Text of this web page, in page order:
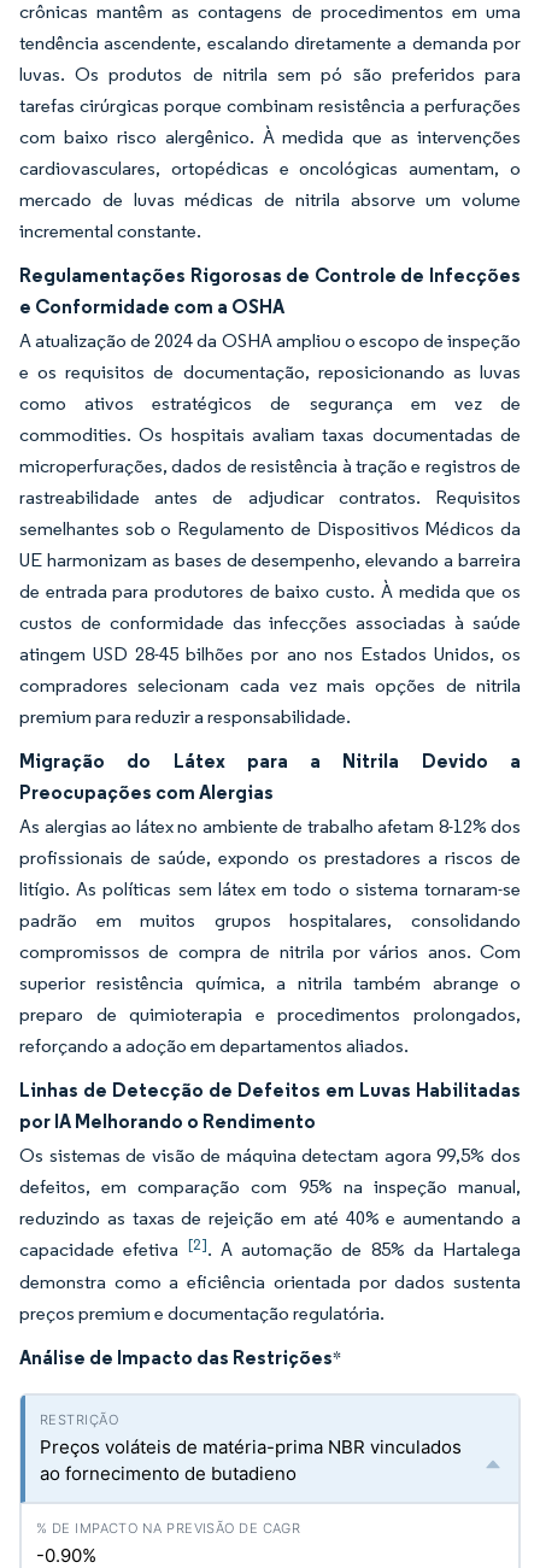
crônicas mantêm as contagens de procedimentos em uma
tendência ascendente, escalando diretamente a demanda por
luvas. Os produtos de nitrila sem pó são preferidos para
tarefas cirúrgicas porque combinam resistência a perfurações
com baixo risco alergênico. À medida que as intervenções
cardiovasculares, ortopédicas e oncológicas aumentam, o
mercado de luvas médicas de nitrila absorve um volume
incremental constante.
Regulamentações Rigorosas de Controle de Infecções
e Conformidade com a OSHA
A atualização de 2024 da OSHA ampliou o escopo de inspeção
e os requisitos de documentação, reposicionando as luvas
como ativos estratégicos de segurança em vez de
commodities. Os hospitais avaliam taxas documentadas de
microperfurações, dados de resistência à tração e registros de
rastreabilidade antes de adjudicar contratos. Requisitos
semelhantes sob o Regulamento de Dispositivos Médicos da
UE harmonizam as bases de desempenho, elevando a barreira
de entrada para produtores de baixo custo. À medida que os
custos de conformidade das infecções associadas à saúde
atingem USD 28-45 bilhões por ano nos Estados Unidos, os
compradores selecionam cada vez mais opções de nitrila
premium para reduzir a responsabilidade.
Migração do Látex para a Nitrila Devido a
Preocupações com Alergias
As alergias ao látex no ambiente de trabalho afetam 8-12% dos
profissionais de saúde, expondo os prestadores a riscos de
litígio. As políticas sem látex em todo o sistema tornaram-se
padrão em muitos grupos hospitalares, consolidando
compromissos de compra de nitrila por vários anos. Com
superior resistência química, a nitrila também abrange o
preparo de quimioterapia e procedimentos prolongados,
reforçando a adoção em departamentos aliados.
Linhas de Detecção de Defeitos em Luvas Habilitadas
por IA Melhorando o Rendimento
Os sistemas de visão de máquina detectam agora 99,5% dos
defeitos, em comparação com 95% na inspeção manual,
reduzindo as taxas de rejeição em até 40% e aumentando a
capacidade efetiva [2]. A automação de 85% da Hartalega
demonstra como a eficiência orientada por dados sustenta
preços premium e documentação regulatória.
Análise de Impacto das Restrições*
Preços voláteis de matéria-prima NBR vinculados
ao fornecimento de butadieno
-0.90%